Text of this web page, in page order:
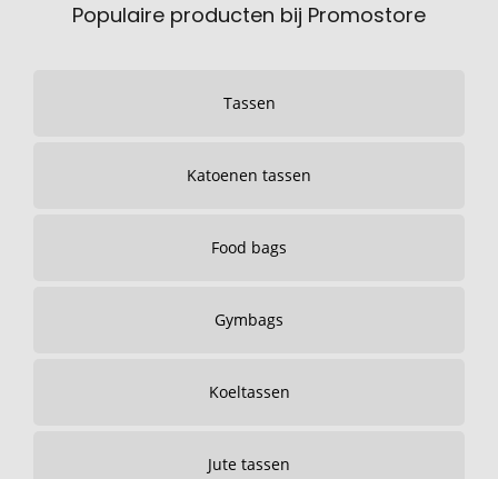
Populaire producten bij Promostore
Tassen
Katoenen tassen
Food bags
Gymbags
Koeltassen
Jute tassen